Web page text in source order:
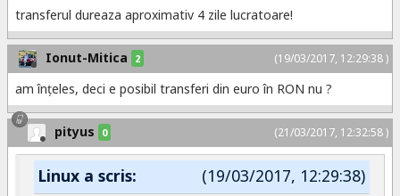
transferul dureaza aproximativ 4 zile lucratoare!
(19/03/2017, 12:29:38 )
Ionut-Mitica 2
am înțeles, deci e posibil transferi din euro în RON nu ?
(21/03/2017, 12:32:58 )
pityus 0
(19/03/2017, 12:29:38)
Linux a scris: